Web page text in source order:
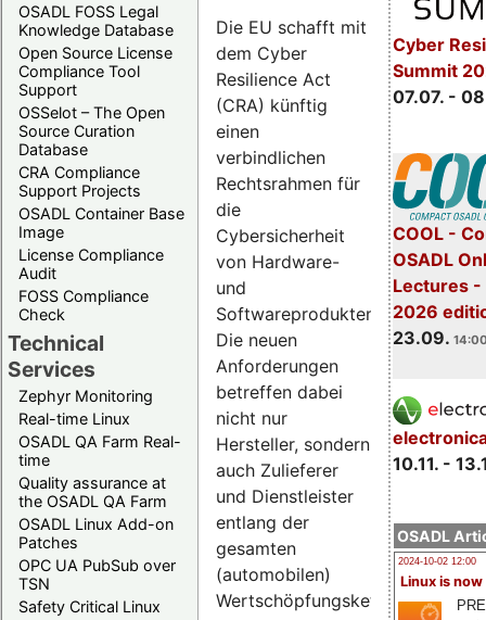
OSADL FOSS Legal
Knowledge Database
Open Source License
Compliance Tool
Support
OSSelot – The Open
Source Curation
Database
CRA Compliance
Support Projects
OSADL Container Base
Image
License Compliance
Audit
FOSS Compliance
Check
Technical
Services
Zephyr Monitoring
Real-time Linux
OSADL QA Farm Real-
time
Quality assurance at
the OSADL QA Farm
OSADL Linux Add-on
Patches
OPC UA PubSub over
TSN
Safety Critical Linux
Cyber
Summit
07.07. -
COOL -
OSADL
Lectures -
2026
23.09.
10.11. -
OSADL
2024-10-02 12:00
Linux is now
Die EU schafft mit
dem Cyber
Resilience Act
(CRA) künftig
einen
verbindlichen
Rechtsrahmen für
die
Cybersicherheit
von Hardware-
und
Softwareprodukten.
Die neuen
Anforderungen
betreffen dabei
nicht nur
Hersteller, sondern
auch Zulieferer
und Dienstleister
entlang der
gesamten
(automobilen)
Wertschöpfungskette.